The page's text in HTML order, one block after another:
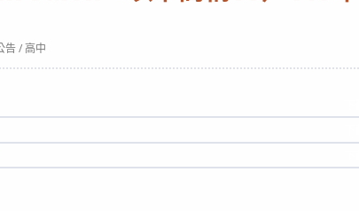
告 / 高中